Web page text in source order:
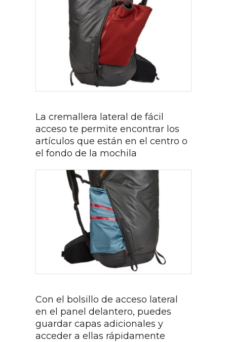
La cremallera lateral de fácil
acceso te permite encontrar los
artículos que están en el centro o
el fondo de la mochila
Con el bolsillo de acceso lateral
en el panel delantero, puedes
guardar capas adicionales y
acceder a ellas rápidamente